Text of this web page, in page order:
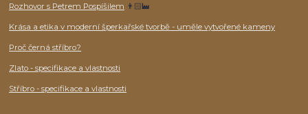
Rozhovor s Petrem Pospíšilem 👨🏻‍🏭
Krása a etika v moderní šperkařské tvorbě - uměle vytvořené kameny
Proč černá stříbro?
Zlato - specifikace a vlastnosti
Stříbro - specifikace a vlastnosti